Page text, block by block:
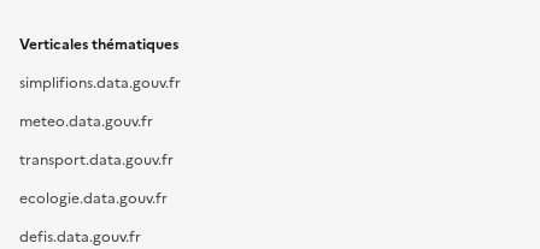
Verticales thématiques
simplifions.data.gouv.fr
meteo.data.gouv.fr
transport.data.gouv.fr
ecologie.data.gouv.fr
defis.data.gouv.fr